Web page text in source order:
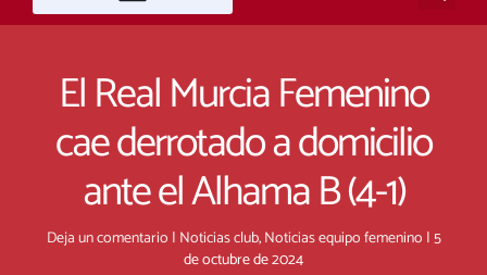
El Real Murcia Femenino
cae derrotado a domicilio
ante el Alhama B (4-1)
Deja un comentario | Noticias club,Noticias equipo femenino |5
de octubre de 2024